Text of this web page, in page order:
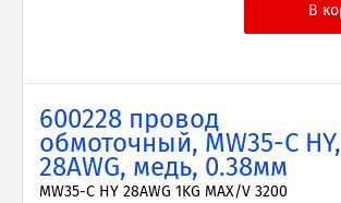
600228 провод
обмоточный, MW35-C HY,
28AWG, медь, 0.38мм
MW35-C HY 28AWG 1KG MAX/V 3200